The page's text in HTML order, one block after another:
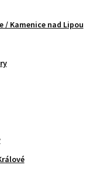
/ Kamenice nad Lipou